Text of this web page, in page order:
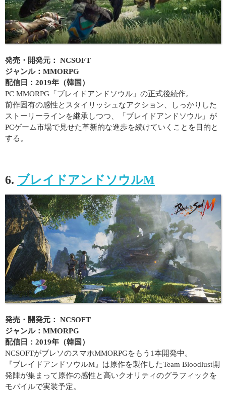
発売・開発元： NCSOFT
ジャンル：MMORPG
配信日：2019年（韓国）
PC MMORPG「ブレイドアンドソウル」の正式後続作。
前作固有の感性とスタイリッシュなアクション、しっかりした
ストーリーラインを継承しつつ、「ブレイドアンドソウル」が
PCゲーム市場で見せた革新的な進歩を続けていくことを目的と
する。
6. ブレイドアンドソウルM
発売・開発元： NCSOFT
ジャンル：MMORPG
配信日：2019年（韓国）
NCSOFTがブレソのスマホMMORPGをもう1本開発中。
『ブレイドアンドソウルM』は原作を製作したTeam Bloodlust開
発陣が集まって原作の感性と高いクオリティのグラフィックを
モバイルで実装予定。